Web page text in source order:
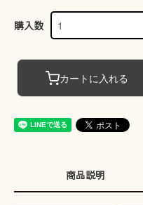
購入数
カートに入れる
商品説明